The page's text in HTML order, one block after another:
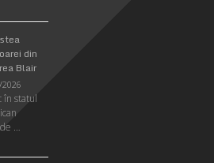
din
Blair
în statul
…